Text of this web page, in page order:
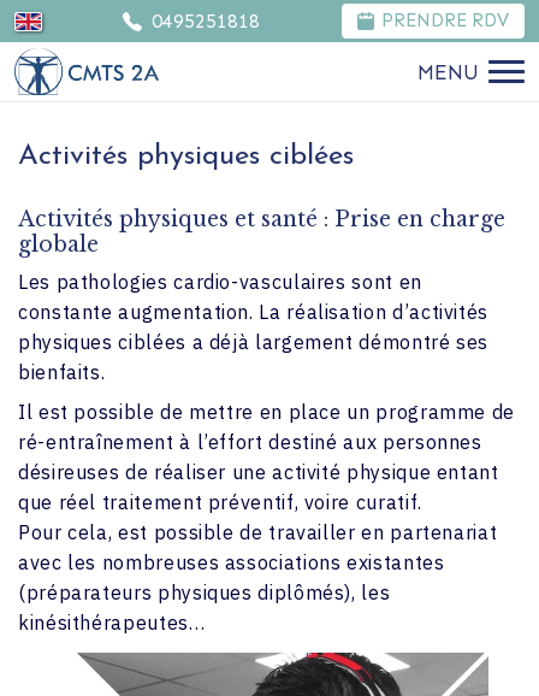
0495251818 PRENDRE RDV
MENU
Activités physiques ciblées
Activités physiques et santé : Prise en charge
globale
Les pathologies cardio-vasculaires sont en
constante augmentation. La réalisation d’activités
physiques ciblées a déjà largement démontré ses
bienfaits.
Il est possible de mettre en place un programme de
ré-entraînement à l’effort destiné aux personnes
désireuses de réaliser une activité physique entant
que réel traitement préventif, voire curatif.
Pour cela, est possible de travailler en partenariat
avec les nombreuses associations existantes
(préparateurs physiques diplômés), les
kinésithérapeutes…